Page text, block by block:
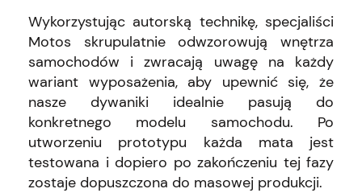
Wykorzystując autorską technikę, specjaliści
Motos skrupulatnie odwzorowują wnętrza
samochodów i zwracają uwagę na każdy
wariant wyposażenia, aby upewnić się, że
nasze dywaniki idealnie pasują do
konkretnego modelu samochodu. Po
utworzeniu prototypu każda mata jest
testowana i dopiero po zakończeniu tej fazy
zostaje dopuszczona do masowej produkcji.